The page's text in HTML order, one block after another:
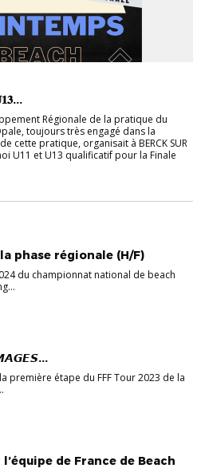
Régionale de la pratique du
toujours très engagé dans la
cette pratique, organisait à BERCK SUR
U11 et U13 qualificatif pour la Finale
phase régionale (H/F)
du championnat national de beach
première étape du FFF Tour 2023 de la
de France de Beach